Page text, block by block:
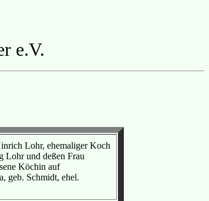
e.V.
Lohr, ehemaliger Koch
Lohr und deßen Frau
Köchin auf
geb. Schmidt, ehel.